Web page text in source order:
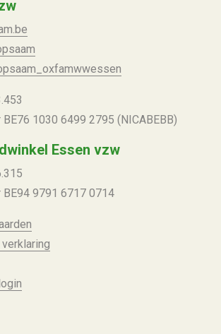
BE76 1030 6499 2795 (NICABEBB)
Essen vzw
BE94 9791 6717 0714